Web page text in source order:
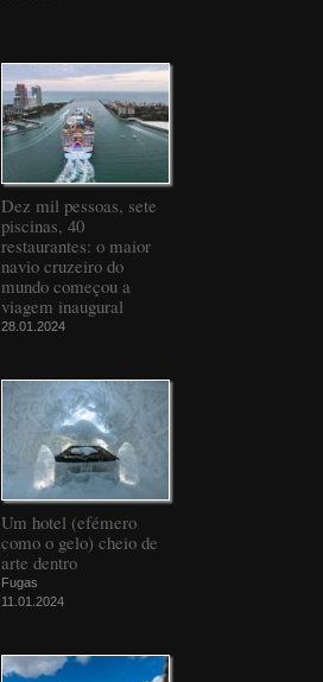
Dez mil pessoas, sete
piscinas, 40
restaurantes: o maior
navio cruzeiro do
mundo começou a
viagem inaugural
28.01.2024
Um hotel (efémero
como o gelo) cheio de
arte dentro
Fugas
11.01.2024